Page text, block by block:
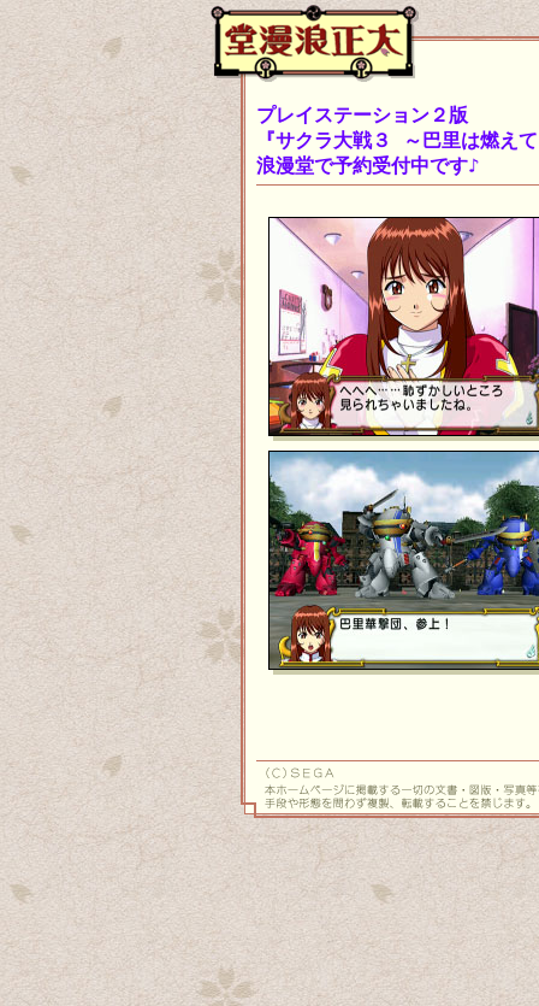
プレイステーション２版
『サクラ大戦３ ～巴里は燃え
浪漫堂で予約受付中です♪